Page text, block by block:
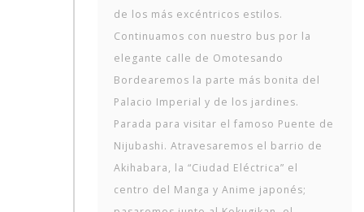
de los más excéntricos estilos.
Continuamos con nuestro bus por la
elegante calle de Omotesando
Bordearemos la parte más bonita del
Palacio Imperial y de los jardines.
Parada para visitar el famoso Puente de
Nijubashi. Atravesaremos el barrio de
Akihabara, la “Ciudad Eléctrica” el
centro del Manga y Anime japonés;